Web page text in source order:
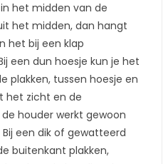
het midden van de
het midden, dan hangt
het bij een klap
een dun hoesje kun je het
plakken, tussen hoesje en
het zicht en de
de houder werkt gewoon
een dik of gewatteerd
buitenkant plakken,